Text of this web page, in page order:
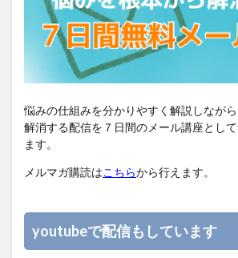
悩みの仕組みを分かりやすく解説しなが
解消する配信を７日間のメール講座とし
ます。
メルマガ購読はこちらから行えます。
youtubeで配信もしています